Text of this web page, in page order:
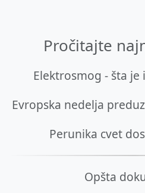
Pročitajte
Elektrosmog - šta je
Evropska nedelja
Perunika cvet
Opšta